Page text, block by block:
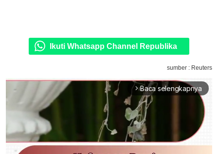
Ikuti Whatsapp Channel Republika
sumber : Reuters
arrow_forward_ios Baca selengkapnya